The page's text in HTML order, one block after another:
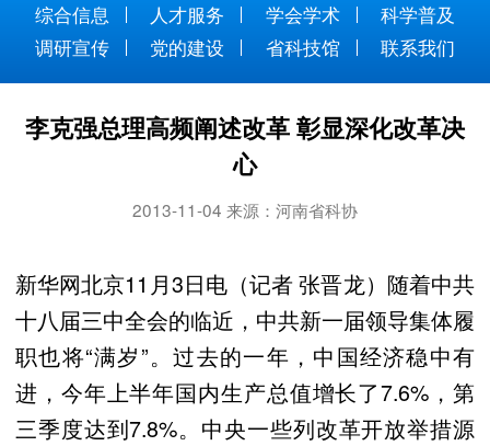
综合信息 人才服务 学会学术
科学普及
调研宣传
党的建设 省科技馆 联系我们
李克强总理高频阐述改革 彰显深化改革决
心
2013-11-04 来源：河南省科协
新华网北京11月3日电（记者 张晋龙）随着中共
十八届三中全会的临近，中共新一届领导集体履
职也将“满岁”。过去的一年，中国经济稳中有
进，今年上半年国内生产总值增长了7.6%，第
三季度达到7.8%。中央一些列改革开放举措源